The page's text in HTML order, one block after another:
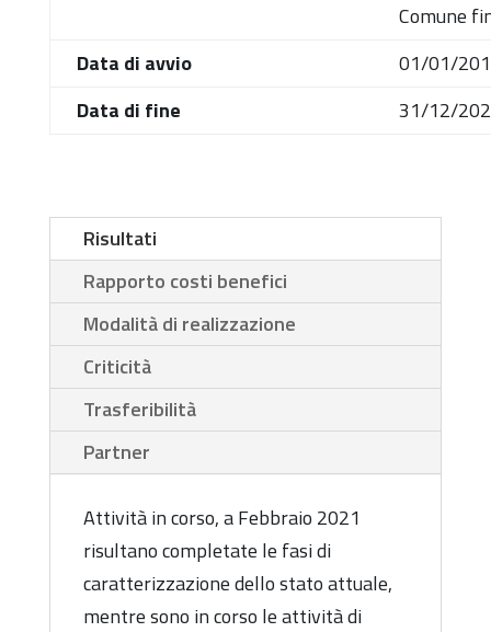
Comune
Data di avvio
01/01/
Data di fine
31/12/
Risultati
Rapporto costi benefici
Modalità di realizzazione
Criticità
Trasferibilità
Partner
Attività in corso, a Febbraio 2021
risultano completate le fasi di
caratterizzazione dello stato attuale,
mentre sono in corso le attività di